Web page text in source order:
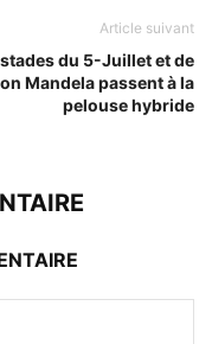
Article suivant
du 5-Juillet et de
Mandela passent à la
pelouse hybride